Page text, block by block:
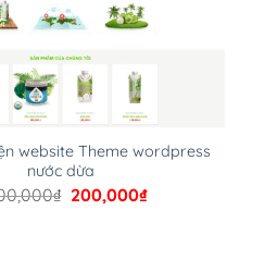
website Theme wordpress
nước dừa
₫ Giá
200,000₫Giá